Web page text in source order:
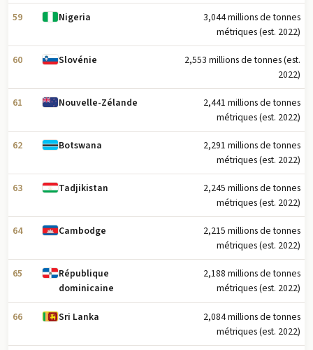
59 Nigeria
3,044 millions de tonnes
métriques (est. 2022)
60 Slovénie
2,553 millions de tonnes (est.
2022)
61 Nouvelle-Zélande
2,441 millions de tonnes
métriques (est. 2022)
62 Botswana
2,291 millions de tonnes
métriques (est. 2022)
63 Tadjikistan
2,245 millions de tonnes
métriques (est. 2022)
64 Cambodge
2,215 millions de tonnes
métriques (est. 2022)
65
République
dominicaine
2,188 millions de tonnes
métriques (est. 2022)
66 Sri Lanka
2,084 millions de tonnes
métriques (est. 2022)